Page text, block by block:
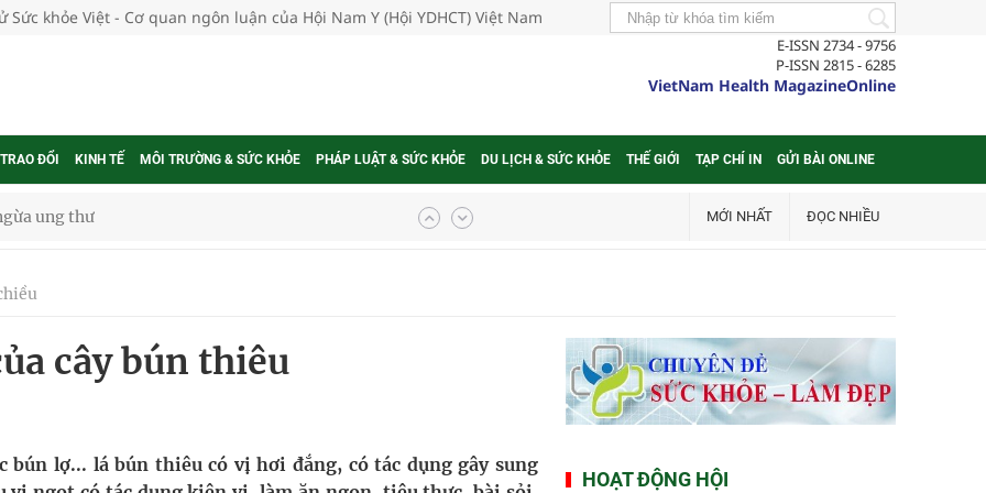
Sức khỏe Việt - Cơ quan ngôn luận của Hội Nam Y (Hội YDHCT) Việt Nam
E-ISSN 2734 - 9756
P-ISSN 2815 - 6285
VietNam Health MagazineOnline
ĐỔI KINH TẾ MÔI TRƯỜNG & SỨC KHỎE PHÁP LUẬT & SỨC KHỎE DU LỊCH & SỨC KHỎE THẾ GIỚI TẠP CHÍ IN GỬI BÀI ONLINE
ung thư
quốc
mới của Việt Nam
hai cấp trong quản lý hoạt động nha khoa,
MỚI NHẤT ĐỌC NHIỀU
cây bún thiêu
bún lợ... lá bún thiêu có vị hơi đắng, có tác dụng gây sung
HOẠT ĐỘNG HỘI